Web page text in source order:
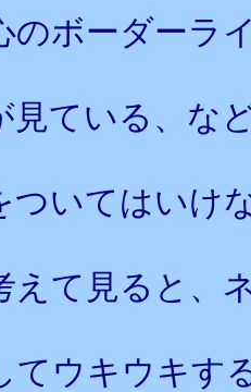
のボーダーラ
見ている、な
ついてはいけ
えて見ると、
てウキウキす